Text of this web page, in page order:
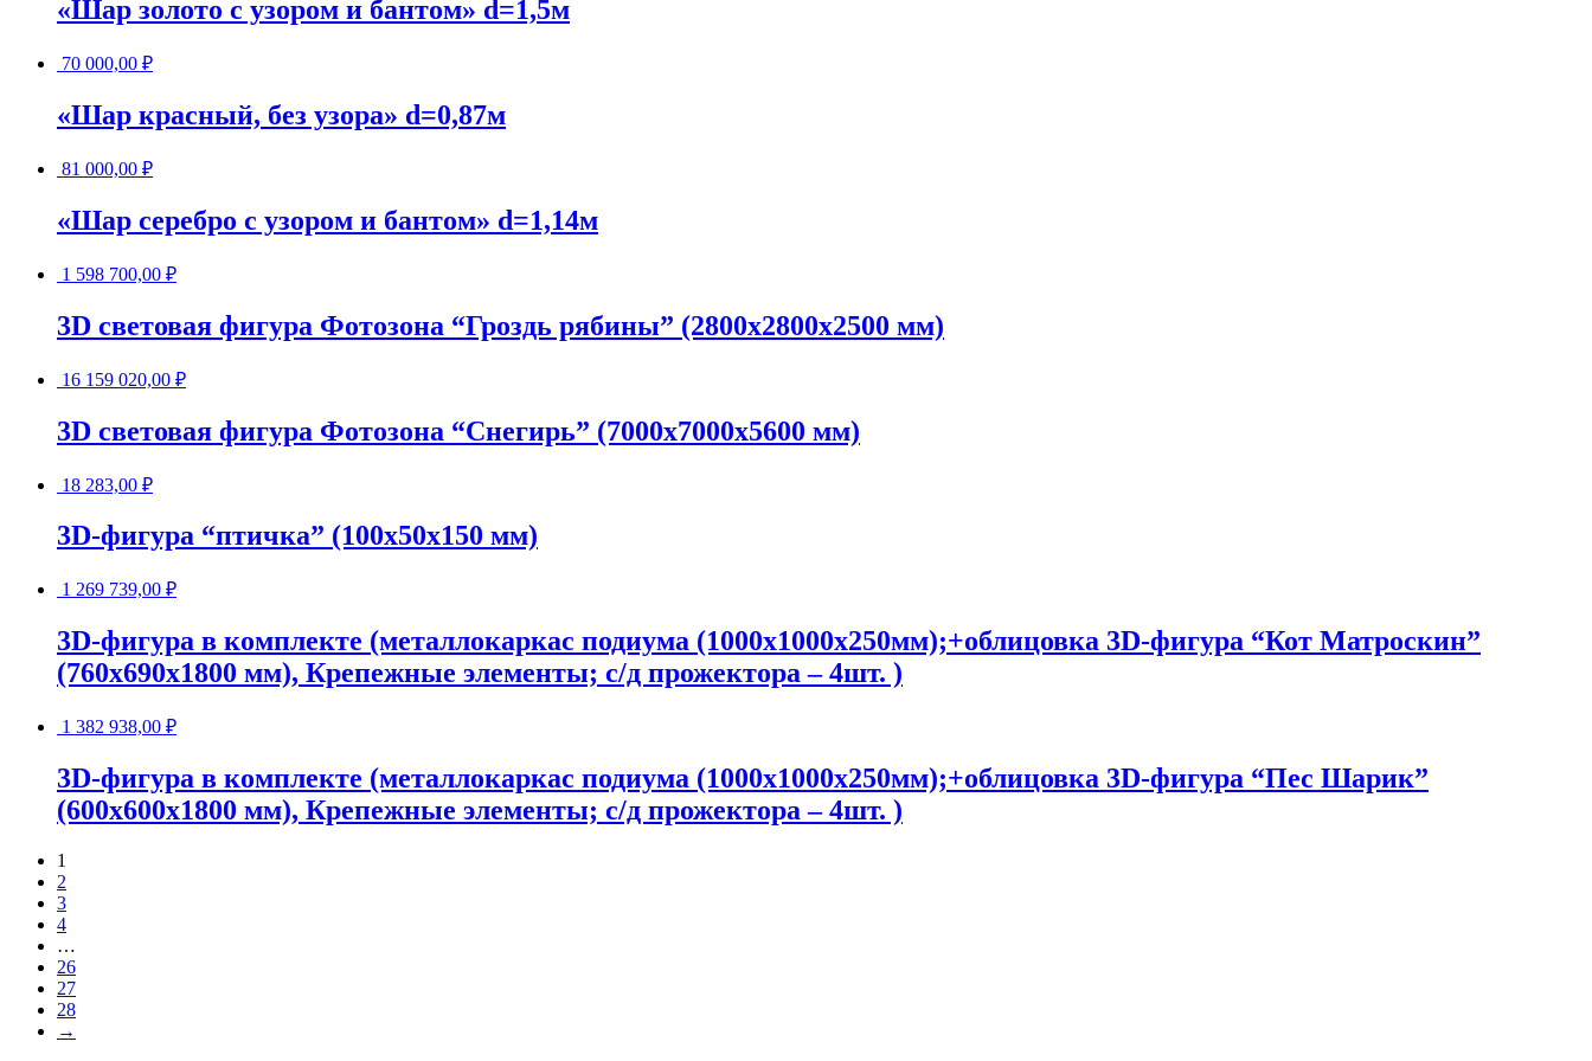
«Шар золото с узором и бантом» d=1,5м
70 000,00 ₽
«Шар красный, без узора» d=0,87м
81 000,00 ₽
«Шар серебро с узором и бантом» d=1,14м
1 598 700,00 ₽
3D световая фигура Фотозона “Гроздь рябины” (2800х2800х2500 мм)
16 159 020,00 ₽
3D световая фигура Фотозона “Снегирь” (7000х7000х5600 мм)
18 283,00 ₽
3D-фигура “птичка” (100х50х150 мм)
1 269 739,00 ₽
3D-фигура в комплекте (металлокаркас подиума (1000х1000х250мм);+облицовка 3D-фигура “Кот Матроскин”
(760х690х1800 мм), Крепежные элементы; с/д прожектора – 4шт. )
1 382 938,00 ₽
3D-фигура в комплекте (металлокаркас подиума (1000х1000х250мм);+облицовка 3D-фигура “Пес Шарик”
(600х600х1800 мм), Крепежные элементы; с/д прожектора – 4шт. )
1
2
3
4
…
26
27
28
→